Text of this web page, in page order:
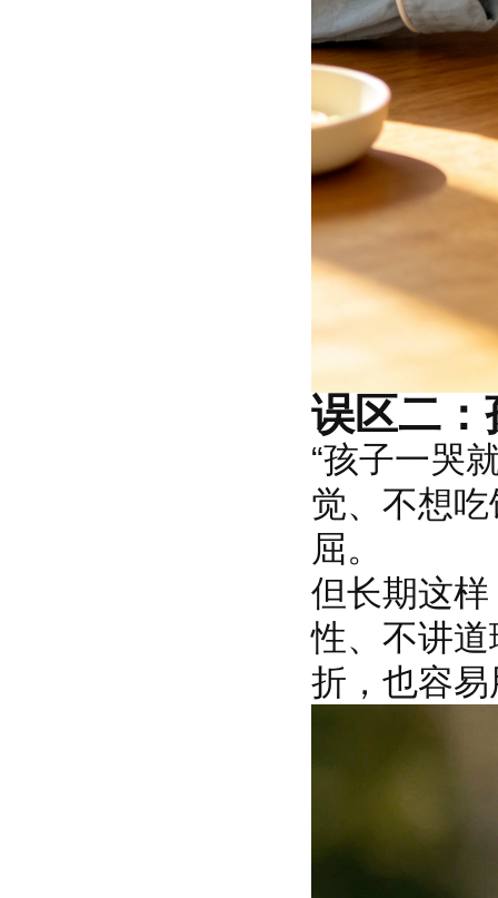
误区二：
“孩子一哭
觉、不想
屈。
但长期这样
性、不讲
折，也容